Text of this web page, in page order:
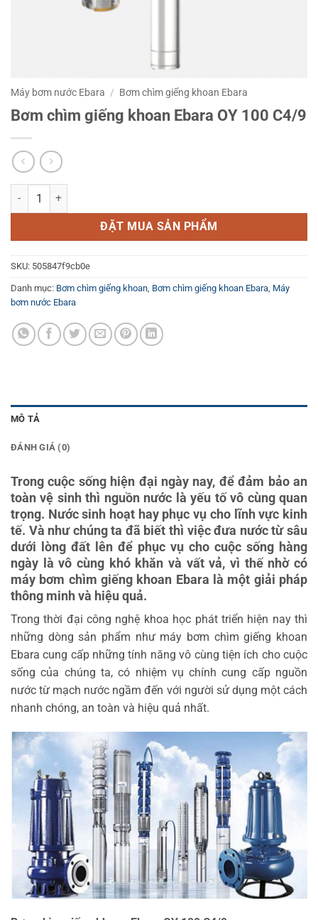
Máy bơm nước Ebara / Bơm chìm giếng khoan Ebara
Bơm chìm giếng khoan Ebara OY 100 C4/9
Bơm chìm giếng khoan Ebara OY 100 C4/9 số lượng
ĐẶT MUA SẢN PHẨM
SKU: 505847f9cb0e
Danh mục: Bơm chìm giếng khoan, Bơm chìm giếng khoan Ebara, Máy
bơm nước Ebara
MÔ TẢ
ĐÁNH GIÁ (0)
Trong cuộc sống hiện đại ngày nay, để đảm bảo an
toàn vệ sinh thì nguồn nước là yếu tố vô cùng quan
trọng. Nước sinh hoạt hay phục vụ cho lĩnh vực kinh
tế. Và như chúng ta đã biết thì việc đưa nước từ sâu
dưới lòng đất lên để phục vụ cho cuộc sống hàng
ngày là vô cùng khó khăn và vất vả, vì thế nhờ có
máy bơm chìm giếng khoan Ebara là một giải pháp
thông minh và hiệu quả.
Trong thời đại công nghệ khoa học phát triển hiện nay thì
những dòng sản phẩm như máy bơm chìm giếng khoan
Ebara cung cấp những tính năng vô cùng tiện ích cho cuộc
sống của chúng ta, có nhiệm vụ chính cung cấp nguồn
nước từ mạch nước ngầm đến với người sử dụng một cách
nhanh chóng, an toàn và hiệu quả nhất.